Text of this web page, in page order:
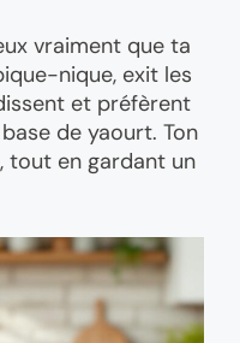
vraiment que ta
nique, exit les
et préfèrent
de yaourt. Ton
tout en gardant un